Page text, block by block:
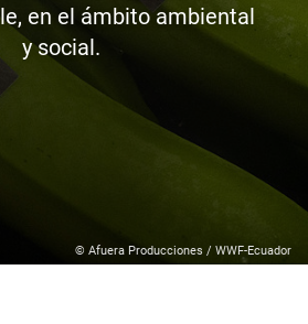
en el ámbito ambiental
y social.
© Afuera Producciones / WWF-Ecuador